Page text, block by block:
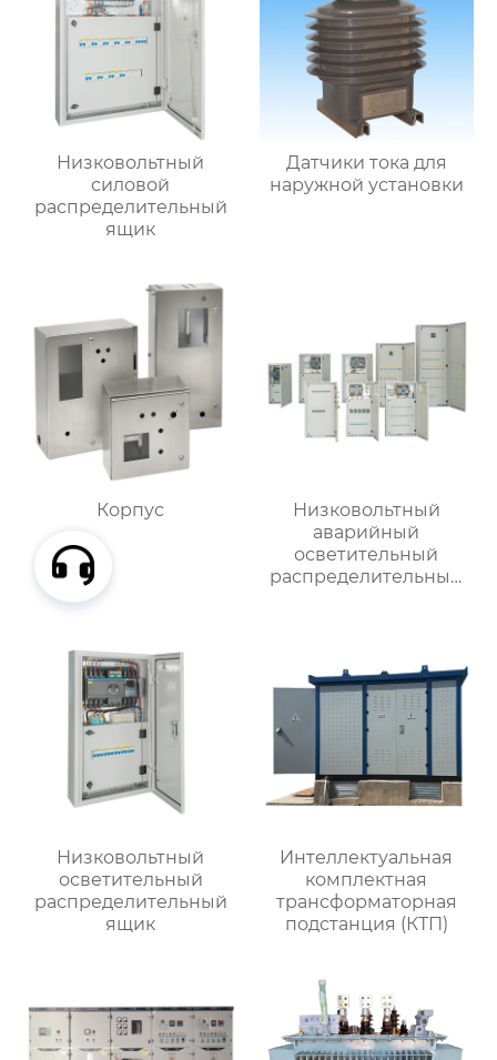
Низковольтный
силовой
распределительный
ящик
Датчики тока для
наружной установки
Корпус
Низковольтный
аварийный
осветительный
распределительный
Низковольтный
осветительный
распределительный
ящик
Интеллектуальная
комплектная
трансформаторная
подстанция (КТП)